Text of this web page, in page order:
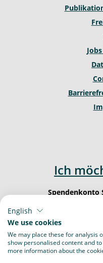
Ich
Spendenkonto
IBAN: DE62
English
We use cookies
We may place these for analysis
show personalised content and
more information about the